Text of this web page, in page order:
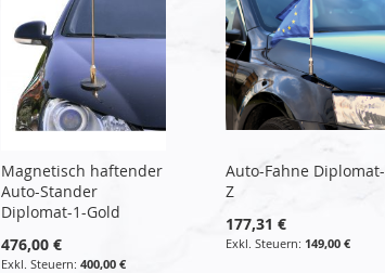
Magnetisch haftender
Auto-Stander
Diplomat-1-Gold
476,00 €
400,00 €
Auto-Fahne Diplomat-
Z
177,31 €
149,00 €